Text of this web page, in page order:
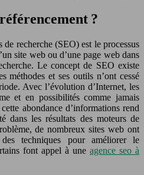
?
recherche (SEO) est le processus
site web ou d’une page web dans
Le concept de SEO existe
méthodes et ses outils n’ont cessé
Avec l’évolution d’Internet, les
et en possibilités comme jamais
abondance d’informations rend
dans les résultats des moteurs de
de nombreux sites web ont
techniques pour améliorer le
font appel à une agence seo à